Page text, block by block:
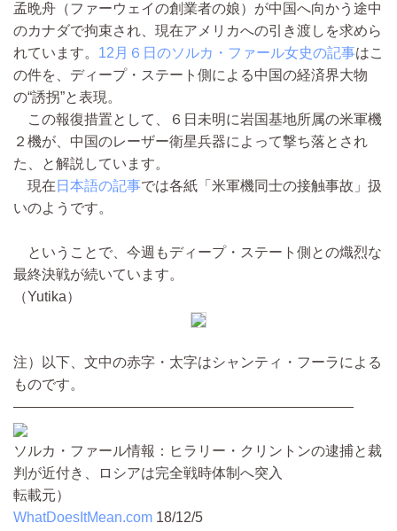
孟晩舟（ファーウェイの創業者の娘）が中国へ向かう途中
のカナダで拘束され、現在アメリカへの引き渡しを求めら
れています。 12月６日のソルカ・ファール女史の記事はこ
の件を、ディープ・ステート側による中国の経済界大物
の“誘拐”と表現。
この報復措置として、６日未明に岩国基地所属の米軍機
２機が、中国のレーザー衛星兵器によって撃ち落とされ
た、と解説しています。
現在 日本語の記事では各紙「米軍機同士の接触事故」扱
いのようです。
ということで、今週もディープ・ステート側との熾烈な
最終決戦が続いています。
（Yutika）
注）以下、文中の赤字・太字はシャンティ・フーラによる
ものです。
————————————————————————
ソルカ・ファール情報：ヒラリー・クリントンの逮捕と裁
判が近付き、ロシアは完全戦時体制へ突入
転載元）
WhatDoesItMean.com 18/12/5